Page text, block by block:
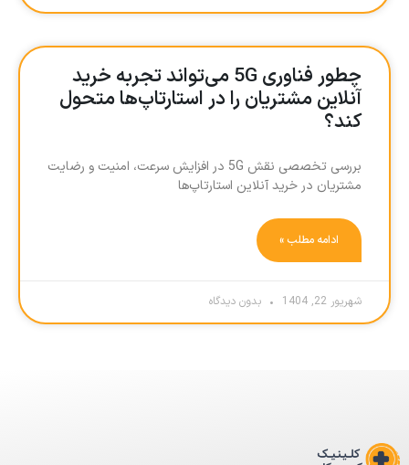
چطور فناوری 5G می‌تواند تجربه خرید
آنلاین مشتریان را در استارتاپ‌ها متحول
کند؟
بررسی تخصصی نقش 5G در افزایش سرعت، امنیت و رضایت
مشتریان در خرید آنلاین استارتاپ‌ها
ادامه مطلب »
شهریور 22, 1404 بدون دیدگاه